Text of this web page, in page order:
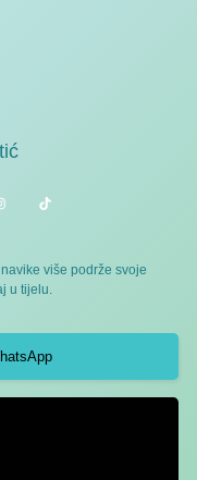
više podrže svoje
u tijelu.